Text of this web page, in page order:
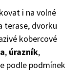
i na volné
terase, dvorku
kobercové
, úrazník,
podle podmínek